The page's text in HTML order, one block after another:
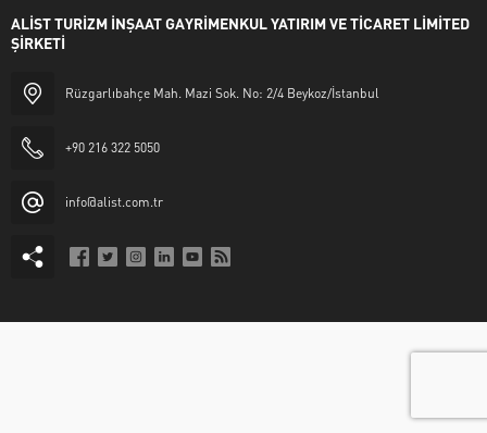
ALİST TURİZM İNŞAAT GAYRİMENKUL YATIRIM VE TİCARET LİMİTED
ŞİRKETİ
Rüzgarlıbahçe Mah. Mazi Sok. No: 2/4 Beykoz/İstanbul
+90 216 322 5050
info@alist.com.tr